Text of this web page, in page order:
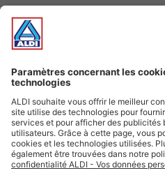
Offres
Infos essentielles
Suivez ALDI